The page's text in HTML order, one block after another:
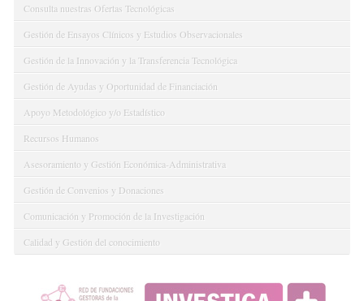
Consulta nuestras Ofertas Tecnológicas
Gestión de Ensayos Clínicos y Estudios Observacionales
Gestión de la Innovación y la Transferencia Tecnológica
Gestión de Ayudas y Oportunidad de Financiación
Apoyo Metodológico y/o Estadístico
Recursos Humanos
Asesoramiento y Gestión Económica-Administrativa
Gestión de Convenios y Donaciones
Comunicación y Promoción de la Investigación
Calidad y Gestión del conocimiento